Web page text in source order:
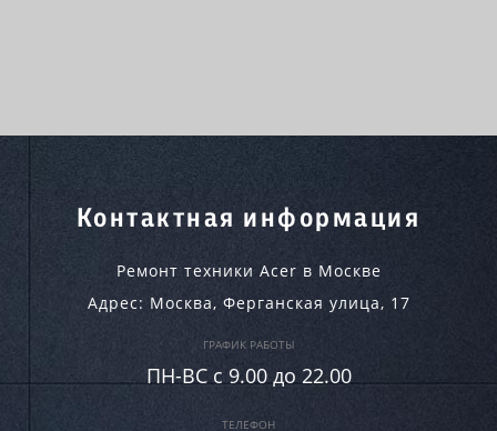
Контактная информация
Ремонт техники Acer в Москве
Адрес: Москва, Ферганская улица, 17
ГРАФИК РАБОТЫ
ПН-ВC c 9.00 до 22.00
ТЕЛЕФОН